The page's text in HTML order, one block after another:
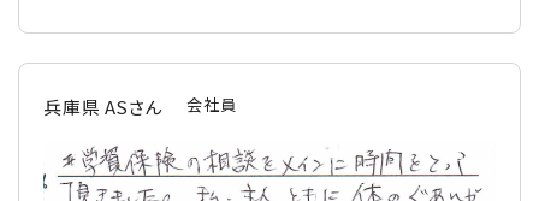
兵庫県 ASさん 会社員